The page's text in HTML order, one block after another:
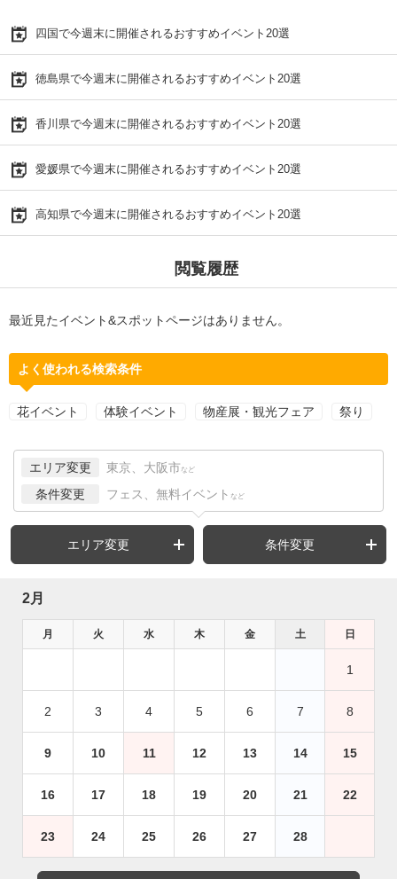
四国で今週末に開催されるおすすめイベント20選
徳島県で今週末に開催されるおすすめイベント20選
香川県で今週末に開催されるおすすめイベント20選
愛媛県で今週末に開催されるおすすめイベント20選
高知県で今週末に開催されるおすすめイベント20選
閲覧履歴
最近見たイベント&スポットページはありません。
よく使われる検索条件
花イベント 体験イベント 物産展・観光フェア 祭り
エリア変更 東京、大阪市 など
条件変更 フェス、無料イベント など
エリア変更 条件変更
2月
月 火 水 木 金 土 日
1
2 3 4 5 6 7 8
9 10 11 12 13 14 15
16 17 18 19 20 21 22
23 24 25 26 27 28